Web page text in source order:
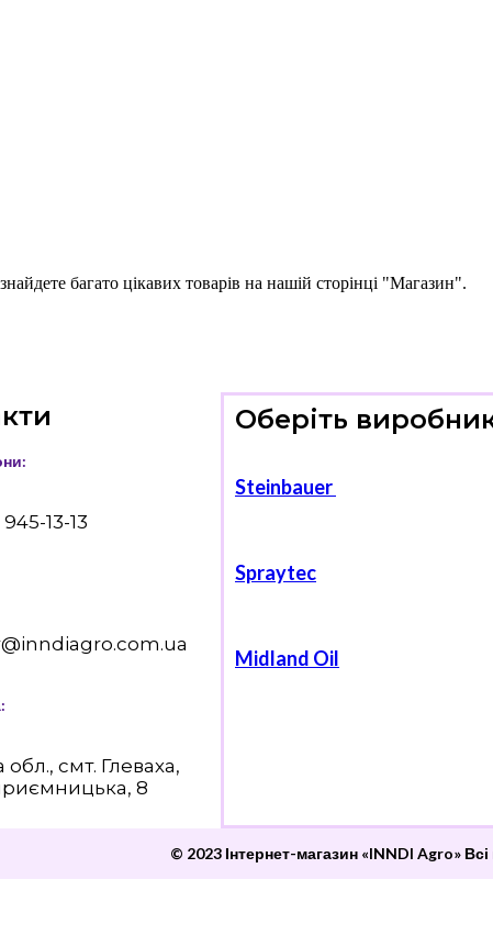
багато цікавих товарів на нашій сторінці "Магазин".
13-13
обл., смт. Глеваха,
8
Оберіть
Steinbauer
Spraytec
Midland Oil
© 2023 Інтернет-магазин «INNDI Agro»